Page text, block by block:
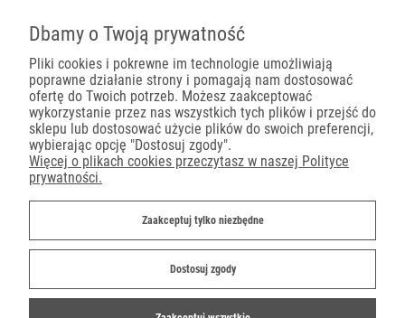
Płatności
Dostawa
Dbamy o Twoją prywatność
Pliki cookies i pokrewne im technologie umożliwiają
poprawne działanie strony i pomagają nam dostosować
ofertę do Twoich potrzeb. Możesz zaakceptować
wykorzystanie przez nas wszystkich tych plików i przejść do
sklepu lub dostosować użycie plików do swoich preferencji,
wybierając opcję "Dostosuj zgody".
Więcej o plikach cookies przeczytasz w naszej Polityce
prywatności.
Zaakceptuj tylko niezbędne
Dostosuj zgody